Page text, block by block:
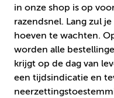
in onze shop is op
razendsnel. Lang zul
hoeven te wachten.
worden alle
krijgt op de dag van
een tijdsindicatie en